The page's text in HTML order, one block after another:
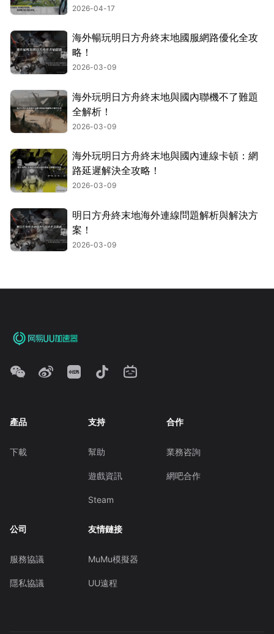
2026-04-17
海外暢玩明日方舟終末地國服網路優化全攻
略！
2026-03-09
海外玩明日方舟終末地與國內聯機不了難題
全解析！
2026-03-09
海外玩明日方舟終末地與國內連線卡頓：網
路延遲解決全攻略！
2026-03-09
明日方舟終末地海外連線問題解析與解決方
案！
2026-03-09
產品
下載
支持
幫助
遊戲資訊
Steam
合作
業務咨詢
網吧合作
公司
服務協議
隱私協議
友情鏈接
MuMu模擬器
UU遠程